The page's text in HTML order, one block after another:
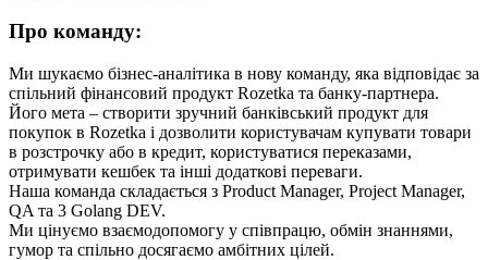
Про команду:
Ми шукаємо бізнес-аналітика в нову команду, яка відповідає за
спільний фінансовий продукт Rozetka та банку-партнера.
Його мета – створити зручний банківський продукт для
покупок в Rozetka і дозволити користувачам купувати товари
в розстрочку або в кредит, користуватися переказами,
отримувати кешбек та інші додаткові переваги.
Наша команда складається з Product Manager, Project Manager,
QA та 3 Golang DEV.
Ми цінуємо взаємодопомогу у співпрацю, обмін знаннями,
гумор та спільно досягаємо амбітних цілей.